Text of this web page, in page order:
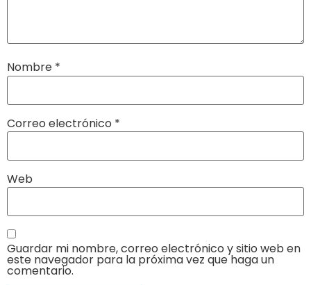
Nombre *
Correo electrónico *
Web
Guardar mi nombre, correo electrónico y sitio web en
este navegador para la próxima vez que haga un
comentario.